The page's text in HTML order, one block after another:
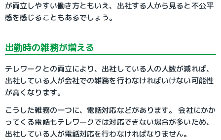
が両立しやすい働き方ともいえ、出社する人から見ると不公平
感を感じることもあるでしょう。
出勤時の雑務が増える
テレワークとの両立により、出社している人の人数が減れば、
出社している人が会社での雑務を行わなければいけない可能性
が高くなります。
こうした雑務の一つに、電話対応などがあります。 会社にかか
ってくる電話もテレワークでは対応できない場合が多いため、
出社している人が電話対応を行わなければなりません。